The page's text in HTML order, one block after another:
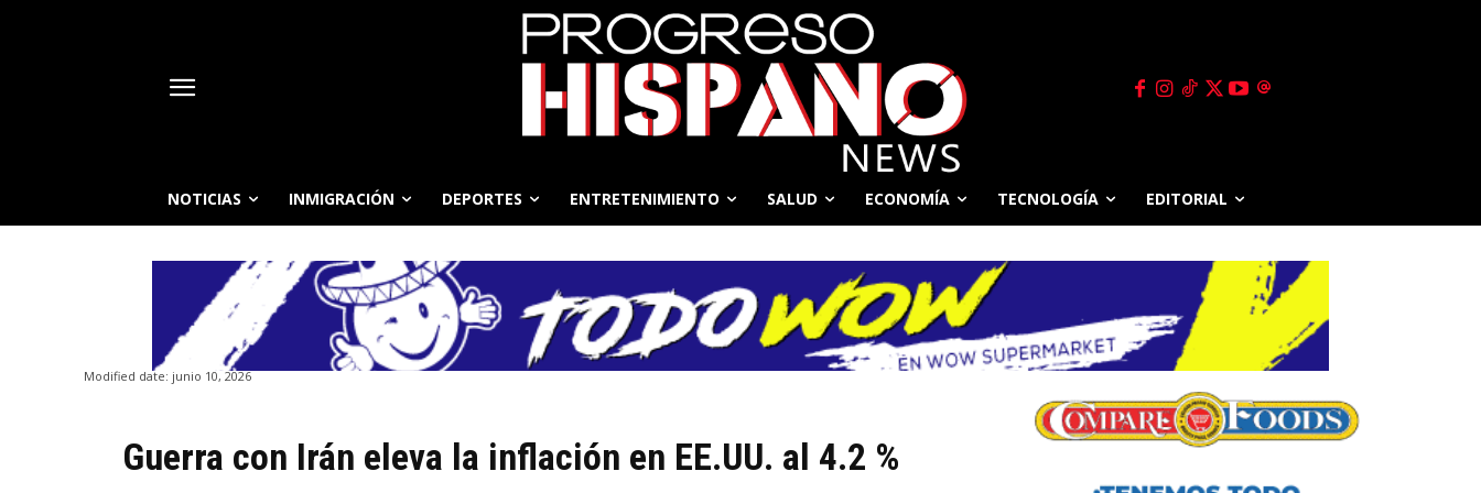
NOTICIAS INMIGRACIÓN DEPORTES ENTRETENIMIENTO SALUD ECONOMÍA TECNOLOGÍA EDITORIAL
Modified date: junio 10, 2026
Guerra con Irán eleva la inflación en EE.UU. al 4.2 %